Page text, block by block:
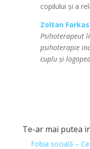
copilului și a
Zoltan Farkas
Psihoterapeut
psihoterapie
cuplu și
Te-ar mai putea
Fobia socială –